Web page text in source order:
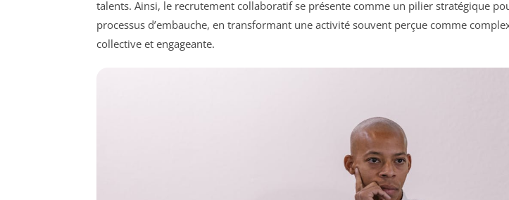
talents. Ainsi, le recrutement collaboratif se présente comme un pilier stratégique
processus d’embauche, en transformant une activité souvent perçue comme
collective et engageante.